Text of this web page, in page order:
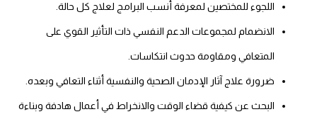
اللجوء للمختصين لمعرفة أنسب البرامج لعلاج كل حالة.
الانضمام لمجموعات الدعم النفسي ذات التأثير القوي على
المتعافي ومقاومة حدوث انتكاسات.
ضرورة علاج آثار الإدمان الصحية والنفسية أثناء التعافي وبعده.
البحث عن كيفية قضاء الوقت والانخراط في أعمال هادفة وبناءة